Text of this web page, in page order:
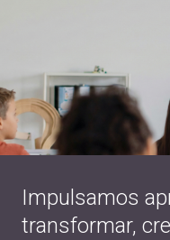
Impulsamos
transformar,